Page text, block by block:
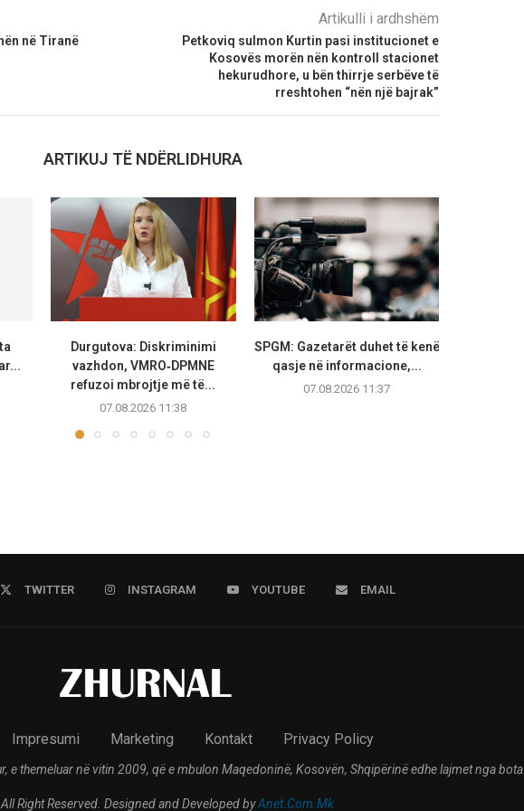
në Tiranë
Artikulli i ardhshëm
Petkoviq sulmon Kurtin pasi institucionet e
Kosovës morën nën kontroll stacionet
hekurudhore, u bën thirrje serbëve të
rreshtohen “nën një bajrak”
ARTIKUJ TË NDËRLIDHURA
Durgutova: Diskriminimi
vazhdon, VMRO‑DPMNE
refuzoi mbrojtje më të...
07.08.2026 11:38
SPGM: Gazetarët duhet të kenë
qasje në informacione,...
07.08.2026 11:37
TWITTER INSTAGRAM YOUTUBE EMAIL
Impresumi Marketing Kontakt Privacy Policy
e themeluar në vitin 2009, që e mbulon Maqedoninë, Kosovën, Shqipërinë edhe lajmet nga bota.
Right Reserved. Designed and Developed byAnet.Com.Mk